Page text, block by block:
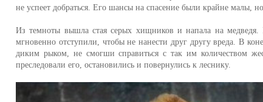
не успеет добраться. Его шансы на спасение были крайне малы,
Из темноты вышла стая серых хищников и напала на медведя.
мгновенно отступили, чтобы не нанести друг другу вреда. В
диким рыком, не смогши справиться с так им количеством
преследовали его, остановились и повернулись к леснику.